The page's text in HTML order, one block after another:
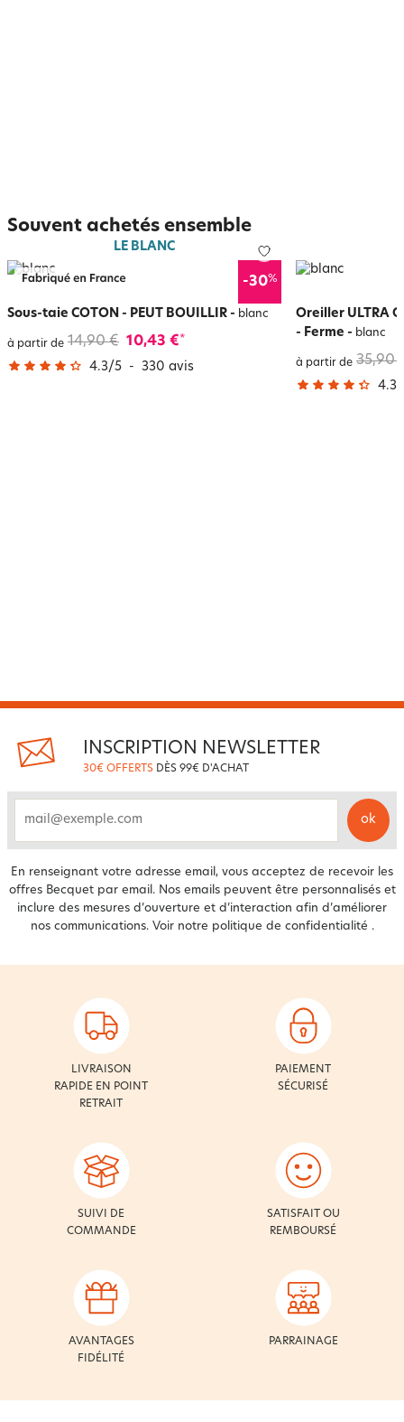
Souvent achetés ensemble
LE BLANC
-30%
Sous-taie COTON - PEUT BOUILLIR - blanc
à partir de 14,90 € 10,43 €*
4.3/5 - 330 avis
Oreiller ULTRA
- Ferme - blanc
à partir de 35,90
4.3
INSCRIPTION NEWSLETTER
30€ OFFERTS DÈS 99€ D'ACHAT
ok
En renseignant votre adresse email, vous acceptez de recevoir les
offres Becquet par email. Nos emails peuvent être personnalisés et
inclure des mesures d’ouverture et d’interaction afin d’améliorer
nos communications. Voir notre politique de confidentialité .
LIVRAISON
RAPIDE EN POINT
RETRAIT
PAIEMENT
SÉCURISÉ
SUIVI DE
COMMANDE
SATISFAIT OU
REMBOURSÉ
AVANTAGES
FIDÉLITÉ
PARRAINAGE